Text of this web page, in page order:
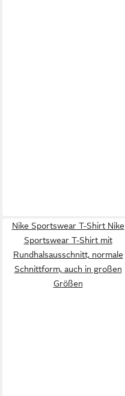
Nike Sportswear T-Shirt Nike
Sportswear T-Shirt mit
Rundhalsausschnitt, normale
Schnittform, auch in großen
Größen